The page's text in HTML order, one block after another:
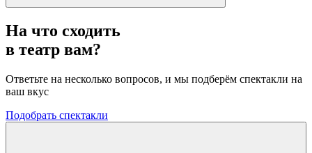
На что сходить
в театр вам?
Ответьте на несколько вопросов, и мы подберём спектакли на
ваш вкус
Подобрать спектакли